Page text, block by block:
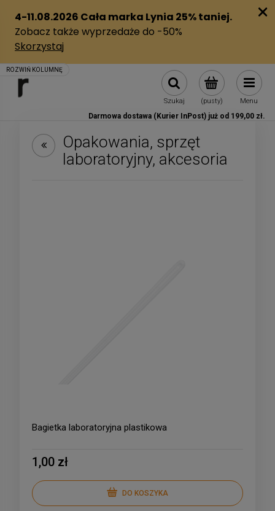
(pusty)
Szukaj Menu
Darmowa dostawa (Kurier InPost) już od 199,00 zł.
Opakowania, sprzęt
laboratoryjny, akcesoria
Bagietka laboratoryjna plastikowa
1,00 zł
DO KOSZYKA